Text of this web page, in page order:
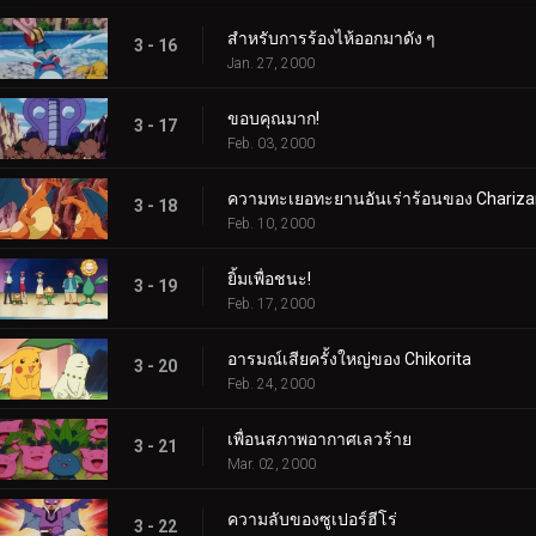
3 - 16 สำหรับการร้องไห้ออกมาดัง ๆ
Jan. 27, 2000
3 - 17 ขอบคุณมาก!
Feb. 03, 2000
3 - 18 ความทะเยอทะยานอันเร่าร้อนของ
Feb. 10, 2000
3 - 19 ยิ้มเพื่อชนะ!
Feb. 17, 2000
3 - 20 อารมณ์เสียครั้งใหญ่ของ Chikorita
Feb. 24, 2000
3 - 21 เพื่อนสภาพอากาศเลวร้าย
Mar. 02, 2000
3 - 22 ความลับของซูเปอร์ฮีโร่